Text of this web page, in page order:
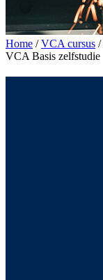
Home / VCA cursus /
VCA Basis zelfstudie